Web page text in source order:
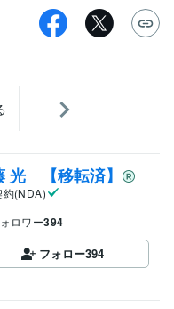
光 【移転済】
約(NDA)
ロワー394
フォロー394